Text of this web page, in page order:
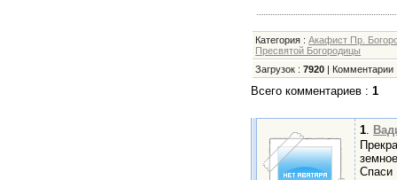
Категория :Акафист Пр.
Пресвятой Богородицы
Загрузок :7920 Комментарии
Всего комментариев :1
1.
Спаси